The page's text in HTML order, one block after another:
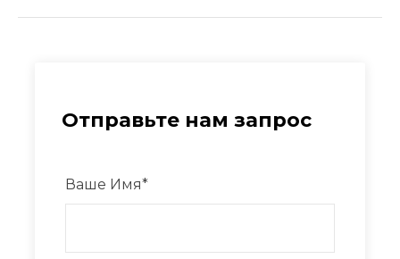
Отправьте нам запрос
Ваше Имя*